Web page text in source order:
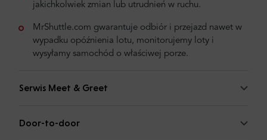
jakichkolwiek zmian lub utrudnień w ruchu.
MrShuttle.com gwarantuje odbiór i przejazd nawet w
wypadku opóźnienia lotu, monitorujemy loty i
wysyłamy samochód o właściwej porze.
Serwis Meet & Greet
Door-to-door